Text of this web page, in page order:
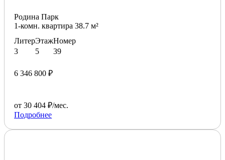
Родина Парк
1-комн. квартира 38.7 м²
Литер
3
Этаж
5
Номер
39
6 346 800 ₽
от 30 404 ₽/мес.
Подробнее